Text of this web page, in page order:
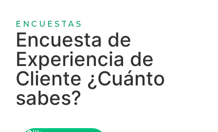
ENCUESTAS
Encuesta de
Experiencia de
Cliente ¿Cuánto
sabes?